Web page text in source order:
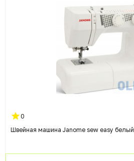
0
Швейная машина Janome sew easy белый